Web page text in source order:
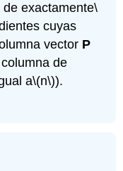
de exactamente\
cuyas
vector P
de
a\(n\)).